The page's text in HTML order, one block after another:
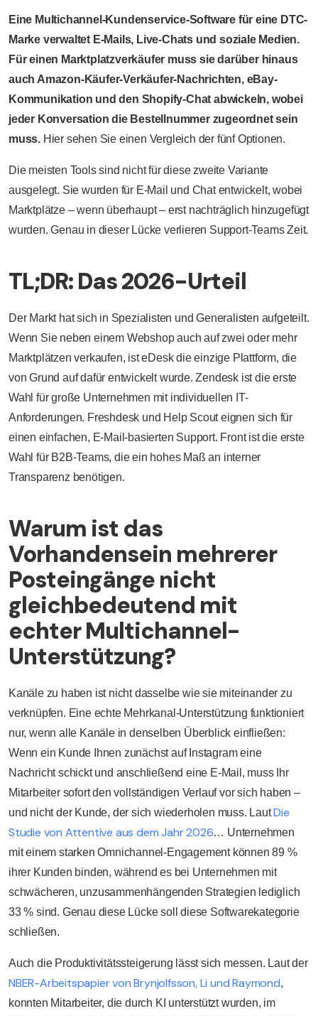
Eine Multichannel-Kundenservice-Software für eine DTC-
Marke verwaltet E-Mails, Live-Chats und soziale Medien.
Für einen Marktplatzverkäufer muss sie darüber hinaus
auch Amazon-Käufer-Verkäufer-Nachrichten, eBay-
Kommunikation und den Shopify-Chat abwickeln, wobei
jeder Konversation die Bestellnummer zugeordnet sein
muss. Hier sehen Sie einen Vergleich der fünf Optionen.
Die meisten Tools sind nicht für diese zweite Variante
ausgelegt. Sie wurden für E-Mail und Chat entwickelt, wobei
Marktplätze – wenn überhaupt – erst nachträglich hinzugefügt
wurden. Genau in dieser Lücke verlieren Support-Teams Zeit.
TL;DR: Das 2026-Urteil
Der Markt hat sich in Spezialisten und Generalisten aufgeteilt.
Wenn Sie neben einem Webshop auch auf zwei oder mehr
Marktplätzen verkaufen, ist eDesk die einzige Plattform, die
von Grund auf dafür entwickelt wurde. Zendesk ist die erste
Wahl für große Unternehmen mit individuellen IT-
Anforderungen. Freshdesk und Help Scout eignen sich für
einen einfachen, E-Mail-basierten Support. Front ist die erste
Wahl für B2B-Teams, die ein hohes Maß an interner
Transparenz benötigen.
Warum ist das
Vorhandensein mehrerer
Posteingänge nicht
gleichbedeutend mit
echter Multichannel-
Unterstützung?
Kanäle zu haben ist nicht dasselbe wie sie miteinander zu
verknüpfen. Eine echte Mehrkanal-Unterstützung funktioniert
nur, wenn alle Kanäle in denselben Überblick einfließen:
Wenn ein Kunde Ihnen zunächst auf Instagram eine
Nachricht schickt und anschließend eine E-Mail, muss Ihr
Mitarbeiter sofort den vollständigen Verlauf vor sich haben –
und nicht der Kunde, der sich wiederholen muss. LautDie
Studie von Attentive aus dem Jahr 2026… Unternehmen
mit einem starken Omnichannel-Engagement können 89 %
ihrer Kunden binden, während es bei Unternehmen mit
schwächeren, unzusammenhängenden Strategien lediglich
33 % sind. Genau diese Lücke soll diese Softwarekategorie
schließen.
Auch die Produktivitätssteigerung lässt sich messen. Laut der
NBER-Arbeitspapier von Brynjolfsson, Li und Raymond,
konnten Mitarbeiter, die durch KI unterstützt wurden, im